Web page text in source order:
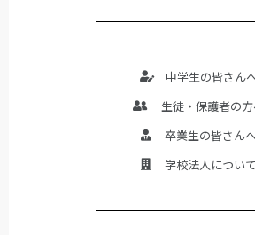
中学生の皆さん
生徒・保護者の方
卒業生の皆さん
学校法人について